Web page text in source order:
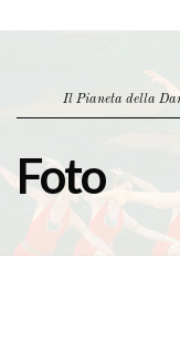
Il Pianeta della
Foto